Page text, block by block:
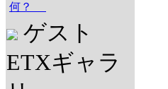
何？
ゲスト
ETXギャラ